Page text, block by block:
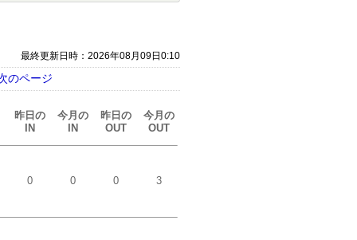
最終更新日時：2026年08月09日0:10
のページ
昨日の
IN
今月の
IN
昨日の
OUT
今月の
OUT
0 0 0 3